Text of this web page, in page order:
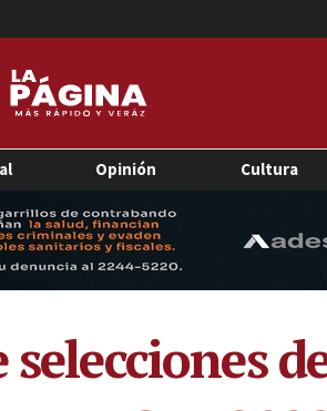
Opinión Cultura